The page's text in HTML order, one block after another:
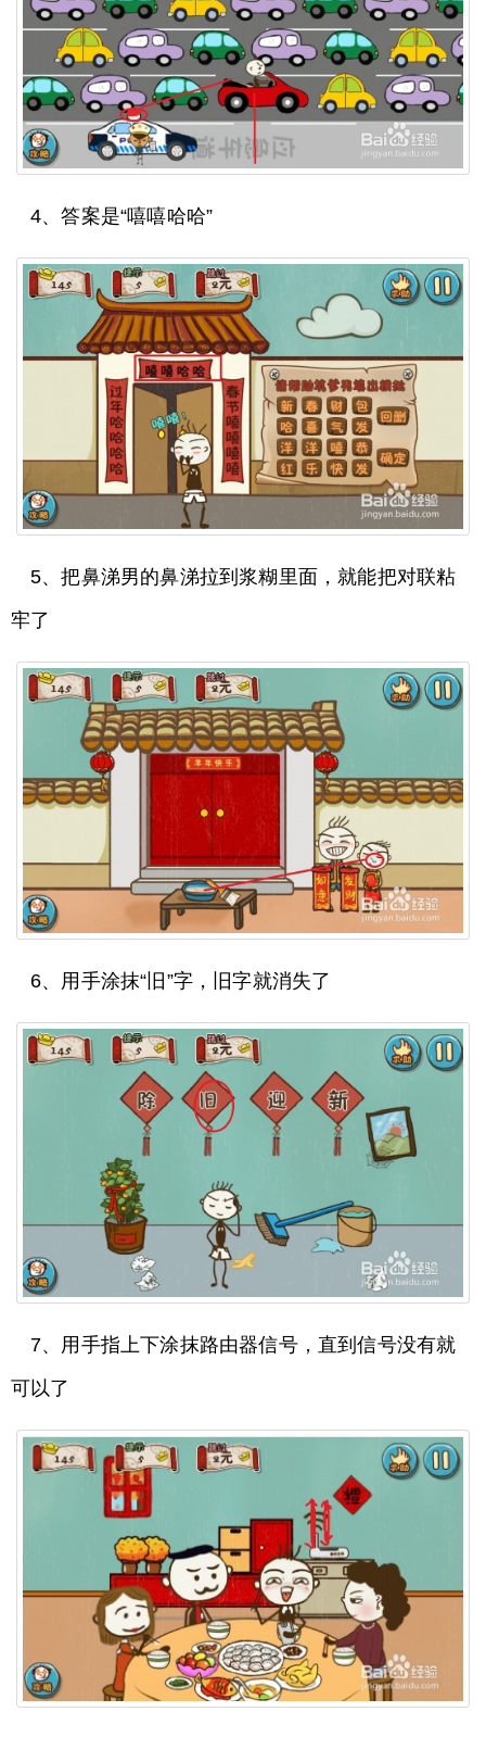
4、答案是“嘻嘻哈哈”
5、把鼻涕男的鼻涕拉到浆糊里面，就能把对联粘
牢了
6、用手涂抹“旧”字，旧字就消失了
7、用手指上下涂抹路由器信号，直到信号没有就
可以了